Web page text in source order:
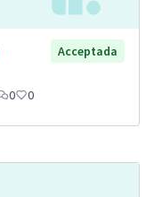
Acceptada
0 0